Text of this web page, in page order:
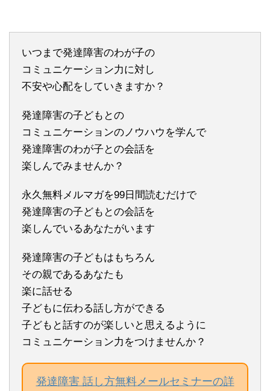
いつまで発達障害のわが子の
コミュニケーション力に対し
不安や心配をしていきますか？
発達障害の子どもとの
コミュニケーションのノウハウを学んで
発達障害のわが子との会話を
楽しんでみませんか？
永久無料メルマガを99日間読むだけで
発達障害の子どもとの会話を
楽しんでいるあなたがいます
発達障害の子どもはもちろん
その親であるあなたも
楽に話せる
子どもに伝わる話し方ができる
子どもと話すのが楽しいと思えるように
コミュニケーション力をつけませんか？
発達障害 話し方無料メールセミナーの詳